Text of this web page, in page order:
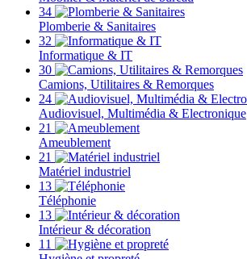
34
Plomberie & Sanitaires
32
Informatique & IT
30
Camions, Utilitaires & Remorques
24
Audiovisuel, Multimédia & Electronique
21
Ameublement
21
Matériel industriel
13
Téléphonie
13
Intérieur & décoration
11